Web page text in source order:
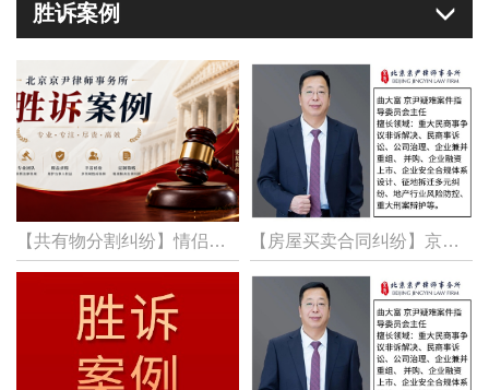
胜诉案例
【共有物分割纠纷】情侣买房分割难，京尹律所代理共有物分割纠纷案，胜诉！拿回房屋折价款540余万元 【房屋买卖合同纠纷】京尹律所曲大富律师团队代理房屋买卖合同纠纷案，胜诉！助当事人追回购房款115万元及及4倍LPR违约金